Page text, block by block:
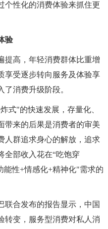
个性化的消费体验来抓住更
验
提高，年轻消费群体比重增
享受逐步转向服务及体验享
消费升级阶段。
式"的快速发展，存量化、
带来的后果是消费者的审美
人群追求身心的解放，追求
全部收入花在“吃饱穿
能性+情感化+精神化"需求的
联合发布的报告显示，中国
转变，服务型消费对私人消